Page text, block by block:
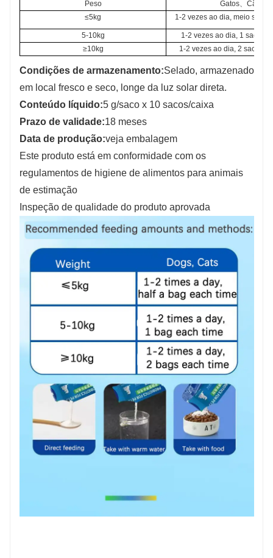
Peso
Gatos、Cães
≤5kg
1-2 vezes ao dia, meio saco
5-10kg
1-2 vezes ao dia, 1 saco
≥10kg
1-2 vezes ao dia, 2 sacos
Condições de armazenamento:Selado, armazenado
em local fresco e seco, longe da luz solar direta.
Conteúdo líquido:5 g/saco x 10 sacos/caixa
Prazo de validade:18 meses
Data de produção:veja embalagem
Este produto está em conformidade com os
regulamentos de higiene de alimentos para animais
de estimação
Inspeção de qualidade do produto aprovada